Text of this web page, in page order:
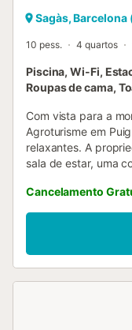
Sagàs,
10 pess. 4 quartos
Piscina, Wi-Fi,
Roupas de cama,
Com vista para a
Agroturisme em
relaxantes. A
sala de estar, uma
pode, portanto,
adicionais incluem
para chamadas de
uma máquina de
ténis de mesa e
Cancelamento